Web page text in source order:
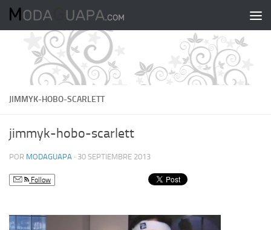
Saltar al contenido
JIMMYK-HOBO-SCARLETT
jimmyk-hobo-scarlett
POR MODAGUAPA · 30 SEPTIEMBRE 2013
Follow